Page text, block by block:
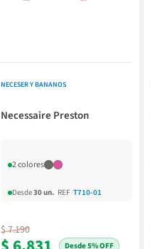
NECESER Y BANANOS
Necessaire Preston
2 colores
Desde30 un. REF ·T710-01
$ 7.190
5% OFF